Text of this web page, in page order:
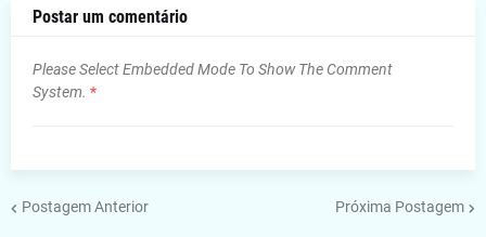
Postar um comentário
Please Select Embedded Mode To Show The Comment
System. *
Postagem Anterior Próxima Postagem